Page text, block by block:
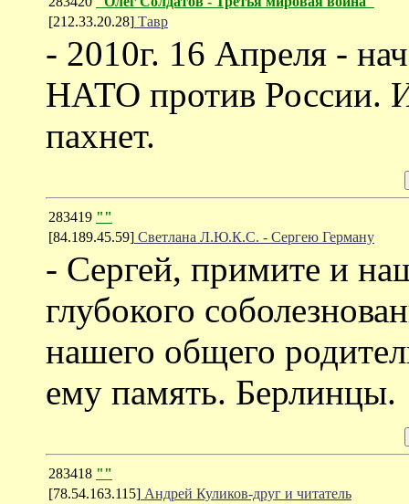
[212.33.20.28] Тавр
- 2010г. 16 Апреля -
НАТО против России.
пахнет.
283419 ""
[84.189.45.59] Светлана Л.Ю.К.С. - Сергею Герману
- Сергей, примите и
глубокого
нашего общего
ему память. Берлинцы.
283418 ""
[78.54.163.115] Андрей Куликов-друг и читатель